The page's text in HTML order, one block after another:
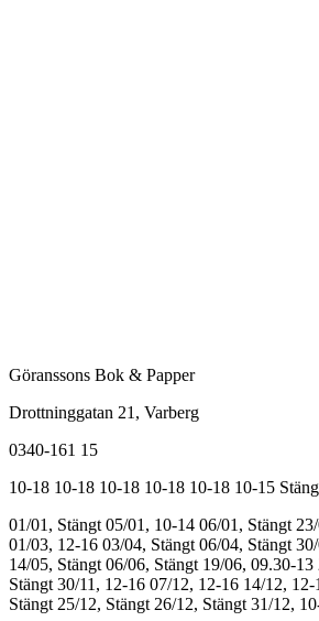
Göranssons Bok & Papper
Drottninggatan 21 , Varberg
0340-161 15
10-18 10-18 10-18 10-18 10-18 10-15
01/01, Stängt 05/01, 10-14 06/01, Stängt
01/03, 12-16 03/04, Stängt 06/04, Stängt
14/05, Stängt 06/06, Stängt 19/06, 09.30-13
Stängt 30/11, 12-16 07/12, 12-16 14/12, 12-
Stängt 25/12, Stängt 26/12, Stängt 31/12,